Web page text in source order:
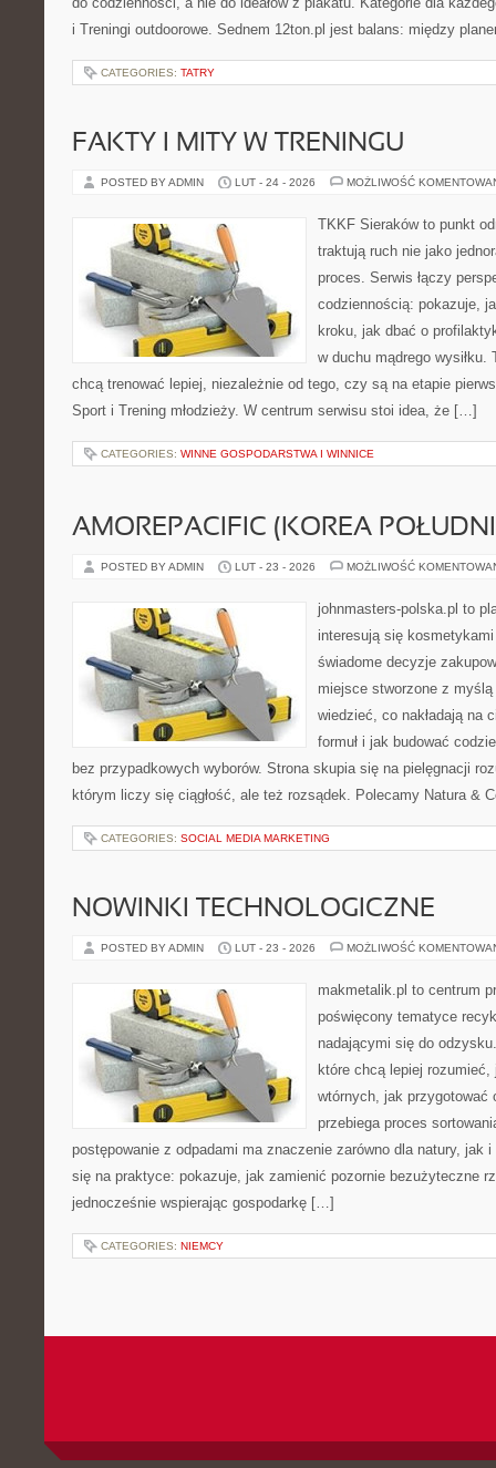
i Treningi outdoorowe. Sednem 12ton.pl jest balans: między
CATEGORIES: TATRY
FAKTY I MITY W TRENINGU
POSTED BY ADMIN LUT - 24 - 2026 MOŻLIWOŚĆ
TKKF Sieraków to punkt
traktują ruch nie jako
proces. Serwis łączy
codziennością: pokazuje,
kroku, jak dbać o
w duchu mądrego
chcą trenować lepiej, niezależnie od tego, czy są na etapie
Sport i Trening młodzieży. W centrum serwisu stoi idea, że […]
CATEGORIES: WINNE GOSPODARSTWA I WINNICE
AMOREPACIFIC (KOREA
POSTED BY ADMIN LUT - 23 - 2026 MOŻLIWOŚĆ
johnmasters-polska.pl to
interesują się
świadome decyzje
miejsce stworzone z
wiedzieć, co nakładają na
formuł i jak budować
bez przypadkowych wyborów. Strona skupia się na pielęgnacji
którym liczy się ciągłość, ale też rozsądek. Polecamy Natura &
CATEGORIES: SOCIAL MEDIA MARKETING
NOWINKI TECHNOLOGICZNE
POSTED BY ADMIN LUT - 23 - 2026 MOŻLIWOŚĆ
makmetalik.pl to centrum
poświęcony tematyce
nadającymi się do
które chcą lepiej rozumieć,
wtórnych, jak przygotować
przebiega proces
postępowanie z odpadami ma znaczenie zarówno dla natury, jak
się na praktyce: pokazuje, jak zamienić pozornie bezużyteczne
jednocześnie wspierając gospodarkę […]
CATEGORIES: NIEMCY